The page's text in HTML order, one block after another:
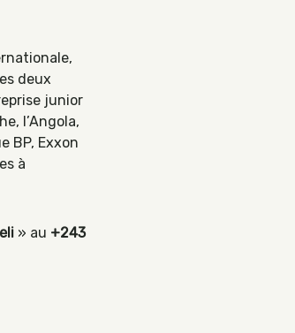
deux
junior
l’Angola,
BP, Exxon
à
» au +243